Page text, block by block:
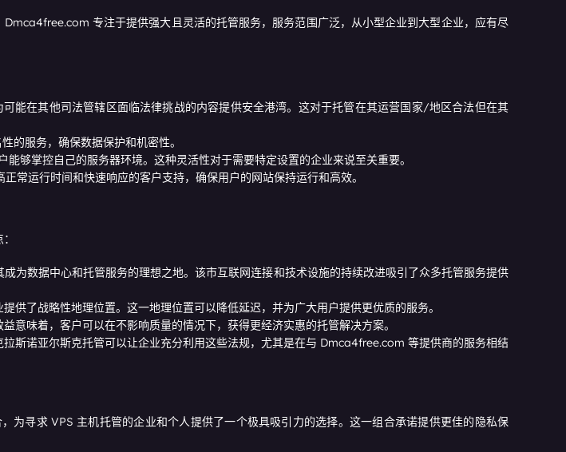
专注于提供强大且灵活的托管服务，服务范围广泛，从小型企业到大型企业，应有尽
能在其他司法管辖区面临法律挑战的内容提供安全港湾。这对于托管在其运营国家/地区合法但在其
的服务，确保数据保护和机密性。
够掌控自己的服务器环境。这种灵活性对于需要特定设置的企业来说至关重要。
常运行时间和快速响应的客户支持，确保用户的网站保持运行和高效。
为数据中心和托管服务的理想之地。该市互联网连接和技术设施的持续改进吸引了众多托管服务提供
供了战略性地理位置。这一地理位置可以降低延迟，并为广大用户提供更优质的服务。
意味着，客户可以在不影响质量的情况下，获得更经济实惠的托管解决方案。
斯诺亚尔斯克托管可以让企业充分利用这些法规，尤其是在与 Dmca4free.com 等提供商的服务相结
寻求 VPS 主机托管的企业和个人提供了一个极具吸引力的选择。这一组合承诺提供更佳的隐私保